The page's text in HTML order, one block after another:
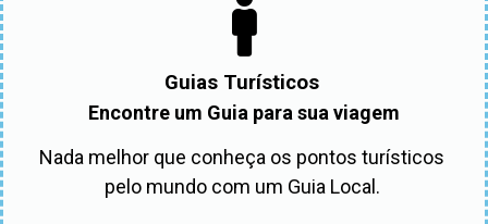
Guias Turísticos
Encontre um Guia para sua viagem
Nada melhor que conheça os pontos turísticos
pelo mundo com um Guia Local.